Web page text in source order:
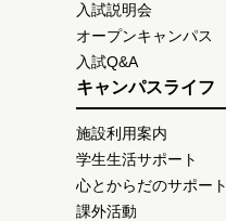
入試説明会
オープンキャンパス
入試Q&A
キャンパスライフ
施設利用案内
学生生活サポート
心とからだのサポート
課外活動